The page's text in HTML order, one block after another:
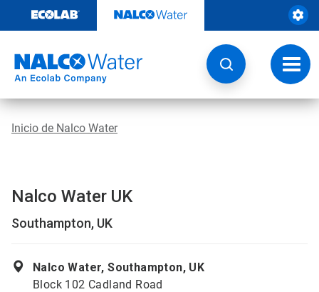
contenido
de
Inicio de Nalco Water
Nalco Water UK
Southampton, UK
Nalco Water, Southampton, UK
Block 102 Cadland Road